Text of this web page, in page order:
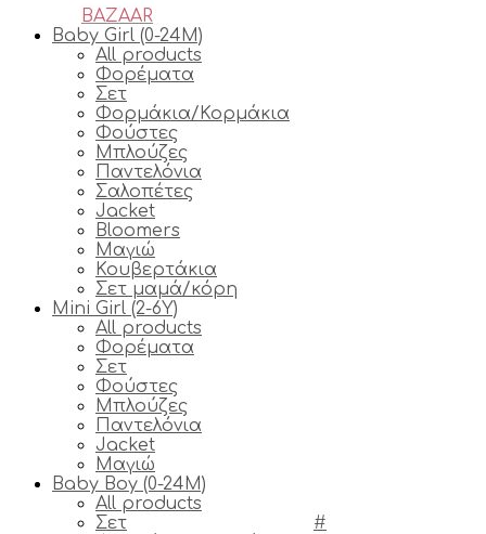
BAZAAR
Baby Girl (0-24M)
All products
Φορέματα
Σετ
Φορμάκια/Κορμάκια
Φούστες
Μπλούζες
Παντελόνια
Σαλοπέτες
Jacket
Bloomers
Μαγιώ
Κουβερτάκια
Σετ μαμά/κόρη
Mini Girl (2-6Y)
All products
Φορέματα
Σετ
Φούστες
Μπλούζες
Παντελόνια
Jacket
Μαγιώ
Baby Boy (0-24M)
All products
Σετ
#